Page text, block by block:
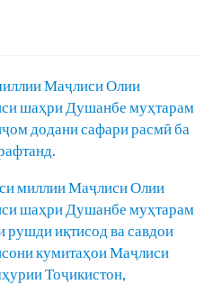
Маҷлиси Олии
шаҳри Душанбе муҳтарам
додани сафари расмӣ ба
миллии Маҷлиси Олии
шаҳри Душанбе муҳтарам
иқтисод ва савдои
кумитаҳои Маҷлиси
Тоҷикистон,